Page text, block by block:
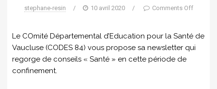
stephane-resin / 10 avril 2020 / Comments Off
Le COmité Départemental d’Education pour la Santé de
Vaucluse (CODES 84) vous propose sa newsletter qui
regorge de conseils « Santé » en cette période de
confinement.